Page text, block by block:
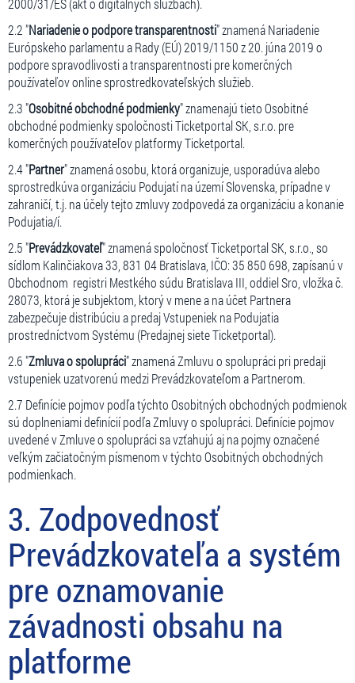
2000/31/ES (akt o digitálnych službách).
2.2 "Nariadenie o podpore transparentnosti" znamená Nariadenie
Európskeho parlamentu a Rady (EÚ) 2019/1150 z 20. júna 2019 o
podpore spravodlivosti a transparentnosti pre komerčných
používateľov online sprostredkovateľských služieb.
2.3 "Osobitné obchodné podmienky" znamenajú tieto Osobitné
obchodné podmienky spoločnosti Ticketportal SK, s.r.o. pre
komerčných používateľov platformy Ticketportal.
2.4 "Partner" znamená osobu, ktorá organizuje, usporadúva alebo
sprostredkúva organizáciu Podujatí na území Slovenska, prípadne v
zahraničí, t.j. na účely tejto zmluvy zodpovedá za organizáciu a konanie
Podujatia/í.
2.5 "Prevádzkovateľ" znamená spoločnosť Ticketportal SK, s.r.o., so
sídlom Kalinčiakova 33, 831 04 Bratislava, IČO: 35 850 698, zapísanú v
Obchodnom registri Mestkého súdu Bratislava III, oddiel Sro, vložka č.
28073, ktorá je subjektom, ktorý v mene a na účet Partnera
zabezpečuje distribúciu a predaj Vstupeniek na Podujatia
prostredníctvom Systému (Predajnej siete Ticketportal).
2.6 "Zmluva o spolupráci" znamená Zmluvu o spolupráci pri predaji
vstupeniek uzatvorenú medzi Prevádzkovateľom a Partnerom.
2.7 Definície pojmov podľa týchto Osobitných obchodných podmienok
sú doplneniami definícií podľa Zmluvy o spolupráci. Definície pojmov
uvedené v Zmluve o spolupráci sa vzťahujú aj na pojmy označené
veľkým začiatočným písmenom v týchto Osobitných obchodných
podmienkach.
3. Zodpovednosť
Prevádzkovateľa a systém
pre oznamovanie
závadnosti obsahu na
platforme